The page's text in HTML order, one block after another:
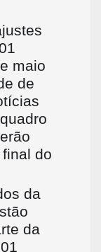
maio
de
do
da
da